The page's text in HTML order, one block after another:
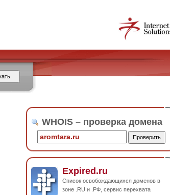
WHOIS – проверка домена
Expired.ru
Список освобождающихся доменов в
зоне .RU и .РФ, сервис перехвата